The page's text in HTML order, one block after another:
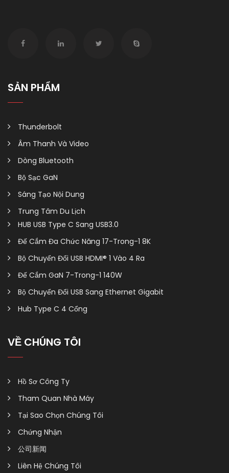
SẢN PHẨM
Thunderbolt
Âm Thanh Và Video
Dòng Bluetooth
Bộ Sạc GaN
Sáng Tạo Nội Dung
Trung Tâm Du Lịch
HUB USB Type C Sang USB3.0
Đế Cắm Đa Chức Năng 17-Trong-1 8K
Bộ Chuyển Đổi USB HDMI® 1 Vào 4 Ra
Đế Cắm GaN 7-Trong-1 140W
Bộ Chuyển Đổi USB Sang Ethernet Gigabit
Hub Type C 4 Cổng
VỀ CHÚNG TÔI
Hồ Sơ Công Ty
Tham Quan Nhà Máy
Tại Sao Chọn Chúng Tôi
Chứng Nhận
公司新闻
Liên Hệ Chúng Tôi